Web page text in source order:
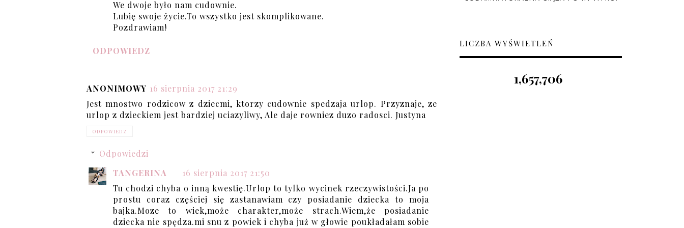
We dwoje było nam cudownie.
Lubię swoje życie.To wszystko jest skomplikowane.
Pozdrawiam!
ODPOWIEDZ
ANONIMOWY 16 sierpnia 2017 21:29
Jest mnostwo rodzicow z dziecmi, ktorzy cudownie spedzaja urlop. Przyznaje, ze
urlop z dzieckiem jest bardziej uciazyliwy, Ale daje rowniez duzo radosci. Justyna
ODPOWIEDZ
Odpowiedzi
TANGERINA
16 sierpnia 2017 21:50
Tu chodzi chyba o inną kwestię.Urlop to tylko wycinek rzeczywistości.Ja po
prostu coraz częściej się zastanawiam czy posiadanie dziecka to moja
bajka.Moze to wiek,może charakter,może strach.Wiem,że posiadanie
dziecka nie spędza.mi snu z powiek i chyba już w głowie poukładałam sobie
LICZBA WYŚWIETLEŃ
1,657,706